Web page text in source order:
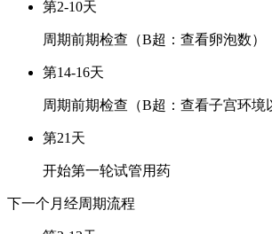
第2-10天
周期前期检查（B超：查看卵泡数）
第14-16天
周期前期检查（B超：查看子宫环境
第21天
开始第一轮试管用药
下一个月经周期流程